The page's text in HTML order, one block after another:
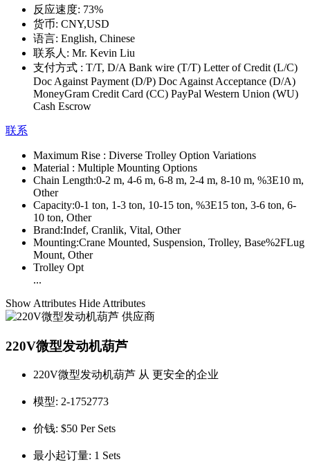
反应速度: 73%
货币: CNY,USD
语言: English, Chinese
联系人: Mr. Kevin Liu
支付方式 : T/T, D/A Bank wire (T/T) Letter of Credit (L/C)
Doc Against Payment (D/P) Doc Against Acceptance (D/A)
MoneyGram Credit Card (CC) PayPal Western Union (WU)
Cash Escrow
联系
Maximum Rise : Diverse Trolley Option Variations
Material : Multiple Mounting Options
Chain Length:0-2 m, 4-6 m, 6-8 m, 2-4 m, 8-10 m, %3E10 m,
Other
Capacity:0-1 ton, 1-3 ton, 10-15 ton, %3E15 ton, 3-6 ton, 6-
10 ton, Other
Brand:Indef, Cranlik, Vital, Other
Mounting:Crane Mounted, Suspension, Trolley, Base%2FLug
Mount, Other
Trolley Opt
...
Show Attributes Hide Attributes
220V微型发动机葫芦
220V微型发动机葫芦 从 更安全的企业
模型: 2-1752773
价钱: $50 Per Sets
最小起订量: 1 Sets